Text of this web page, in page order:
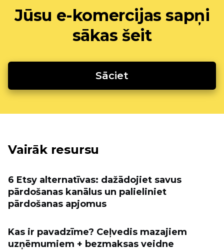
Jūsu e-komercijas sapņi
sākas šeit
Sāciet
Vairāk resursu
6 Etsy alternatīvas: dažādojiet savus
pārdošanas kanālus un palieliniet
pārdošanas apjomus
Kas ir pavadzīme? Ceļvedis mazajiem
uzņēmumiem + bezmaksas veidne